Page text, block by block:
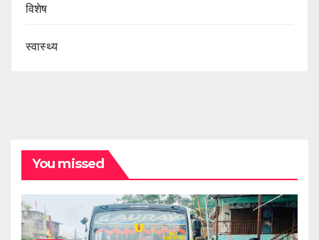
विशेष
स्वास्थ्य
You missed